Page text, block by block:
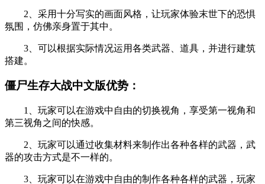
2、采用十分写实的画面风格，让玩家体验末世下的恐惧
氛围，仿佛亲身置于其中。
3、可以根据实际情况运用各类武器、道具，并进行建筑
搭建。
僵尸生存大战中文版优势：
1、玩家可以在游戏中自由的切换视角，享受第一视角和
第三视角之间的快感。
2、玩家可以通过收集材料来制作出各种各样的武器，武
器的攻击方式是不一样的。
3、玩家可以在游戏中自由的制作各种各样的武器，玩家